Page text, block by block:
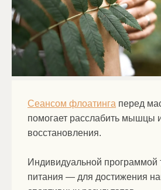
Сеансом флоатинга перед
помогает расслабить мышцы
восстановления.
Индивидуальной программой
питания — для достижения